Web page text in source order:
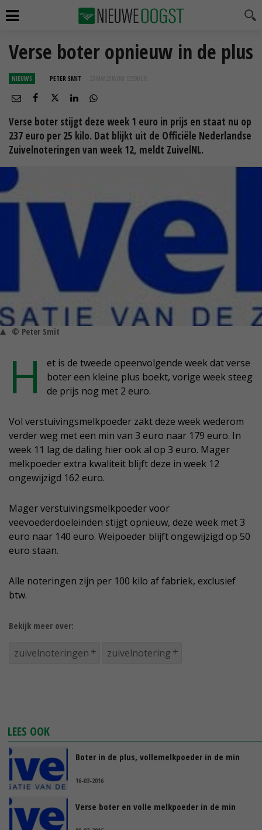
Verse boter opnieuw in de plus
NIEUWS PETER SMIT 23 MAA 2016 OM 13:59
Verse boter stijgt deze week 1 euro in prijs en staat nu op
237 euro per 25 kilo. Dat blijkt uit de Officiële Nederlandse
Zuivelnoteringen van week 12, meldt ZuivelNL.
© Peter Smit
H
et is de tweede opeenvolgende week dat verse
boter een kleine plus boekt, vorige week steeg
de prijs nog met 2 euro.
Vol verstuivingsmelkpoeder zakt deze week wederom
verder weg met een min van 3 euro naar 179 euro. In
week 11 lag de daling hier ook al op 3 euro. Mager
melkpoeder extra kwaliteit blijft deze in week 12
ongewijzigd 162 euro.
Mager verstuivingsmelkpoeder voor
veevoederdoeleinden stijgt opnieuw, deze week met 3
euro naar 140 euro. Weipoeder blijft ongewijzigd op 50
euro staan.
Alle noteringen zijn per 100 kilo af fabriek, exclusief
btw.
Bekijk meer over:
zuivelnoteringen zuivelnotering
LEES OOK
Boter in de plus, vollemelkpoeder in de min
16-03-2016
Verse boter en volle melkpoeder in de min